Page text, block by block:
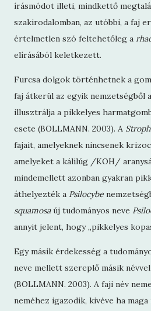
írásmódot illeti, mindkettő
szakirodalomban, az utóbbi, a faj
értelmetlen szó feltehetőleg a
elírásából keletkezett.
Furcsa dolgok történhetnek a
faj átkerül az egyik nemzetségből
illusztrálja a pikkelyes
esete (BOLLMANN. 2003). A
fajait, amelyeknek nincsenek
amelyeket a kálilúg /KOH/
mindemellett azonban gyakran
áthelyezték a Psilocybe
squamosaúj tudományos neve
annyit jelent, hogy „pikkelyes
Egy másik érdekesség a
neve mellett szereplő másik
(BOLLMANN. 2003). A faji név
neméhez igazodik, kivéve ha maga